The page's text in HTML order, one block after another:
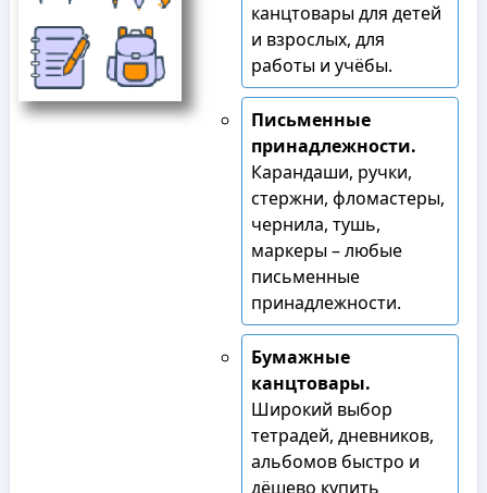
канцтовары для детей
и взрослых, для
работы и учёбы.
Письменные
принадлежности.
Карандаши, ручки,
стержни, фломастеры,
чернила, тушь,
маркеры – любые
письменные
принадлежности.
Бумажные
канцтовары.
Широкий выбор
тетрадей, дневников,
альбомов быстро и
дёшево купить